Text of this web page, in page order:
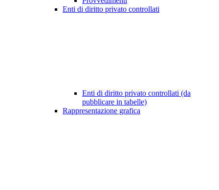
Enti di diritto privato controllati
Enti di diritto privato controllati (da
pubblicare in tabelle)
Rappresentazione grafica